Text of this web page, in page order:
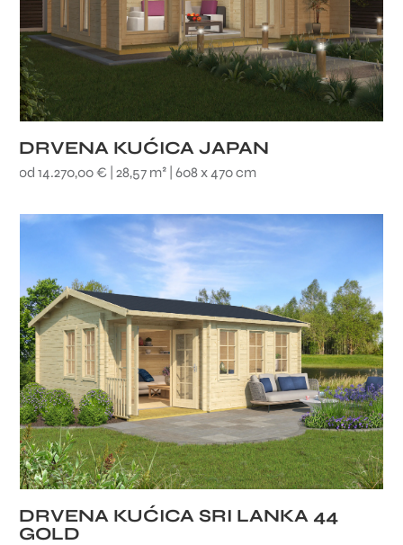
DRVENA KUĆICA JAPAN
od 14.270,00 € | 28,57 m² | 608 x 470 cm
DRVENA KUĆICA SRI LANKA 44
GOLD